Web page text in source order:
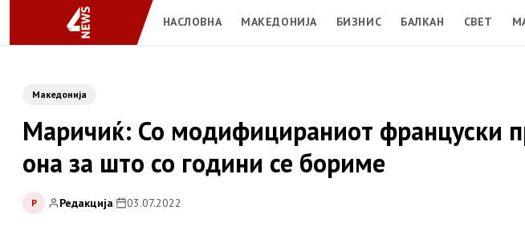
НАСЛОВНА МАКЕДОНИЈА БИЗНИС БАЛКАН СВЕТ
Македонија
Маричиќ: Со модифицираниот француски
она за што со години се бориме
Р Редакција| 03.07.2022